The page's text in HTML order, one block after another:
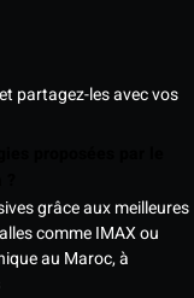
partagez-les avec vos
grâce aux meilleures
comme IMAX ou
au Maroc, à